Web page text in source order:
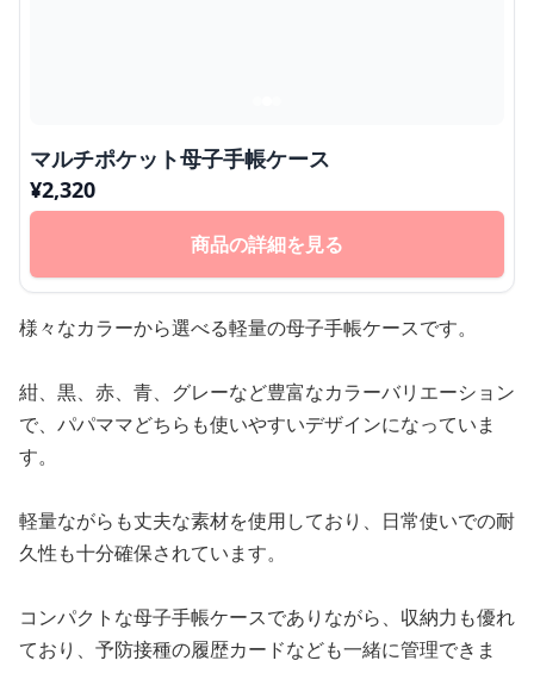
マルチポケット母子手帳ケース
¥2,320
商品の詳細を見る
様々なカラーから選べる軽量の母子手帳ケースです。
紺、黒、赤、青、グレーなど豊富なカラーバリエーション
で、パパママどちらも使いやすいデザインになっていま
す。
軽量ながらも丈夫な素材を使用しており、日常使いでの耐
久性も十分確保されています。
コンパクトな母子手帳ケースでありながら、収納力も優れ
ており、予防接種の履歴カードなども一緒に管理できま